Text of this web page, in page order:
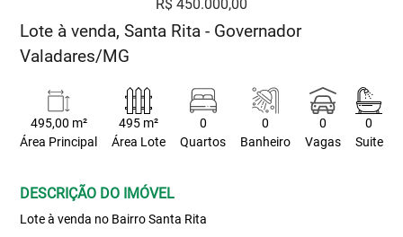
R$ 450.000,00
Lote à venda, Santa Rita - Governador
Valadares/MG
495,00 m²
Área Principal
495 m²
Área Lote
0
Quartos
0
Banheiro
0
Vagas
0
Suite
DESCRIÇÃO DO IMÓVEL
Lote à venda no Bairro Santa Rita